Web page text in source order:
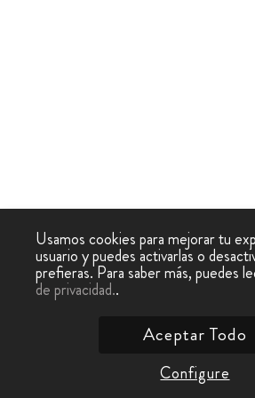
Usamos cookies para mejorar tu
usuario y puedes activarlas o
prefieras. Para saber más, puedes
de privacidad..
Configure
Aceptar Todo